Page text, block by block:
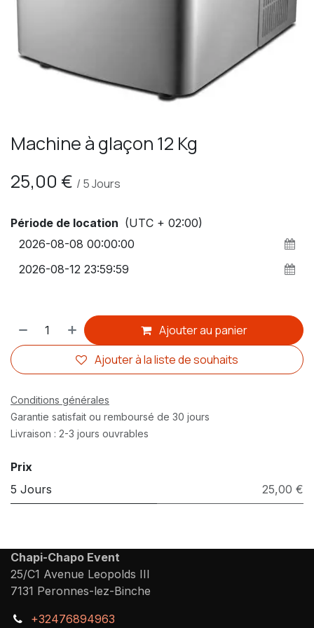
Machine à glaçon 12 Kg
25,00 € / 5Jours
Période de location (UTC + 02:00)
Ajouter au panier
Ajouter à la liste de souhaits
Conditions générales
Garantie satisfait ou remboursé de 30 jours
Livraison : 2-3 jours ouvrables
Prix
5 Jours
25,00 €
Chapi-Chapo Event
25/C1 Avenue Leopolds III
7131 Peronnes-lez-Binche
+32476894963